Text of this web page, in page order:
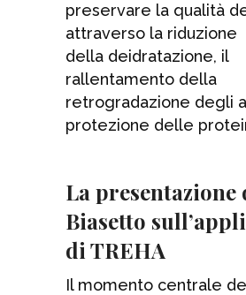
preservare la qualità
attraverso la riduzione
della deidratazione, il
rallentamento della
retrogradazione degli
protezione delle
La
Biasetto
di TREHA
Il momento centrale